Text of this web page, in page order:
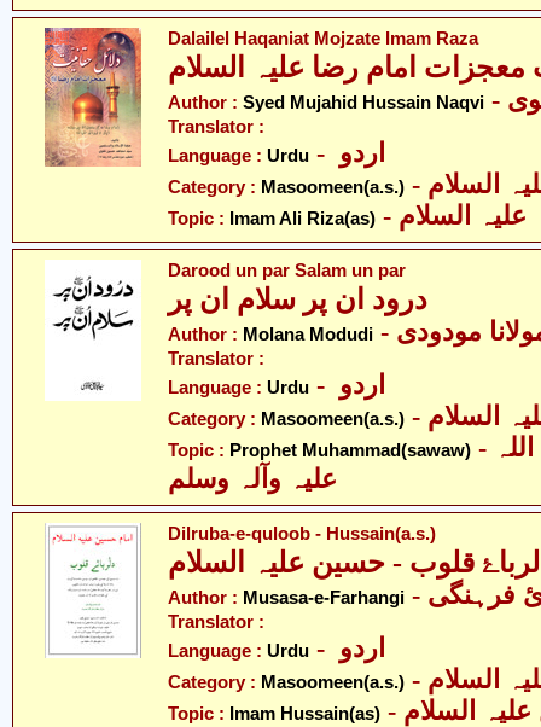
Dalailel Haqaniat Mojzate Imam Raza
Author : Syed Mujahid Hussain Naqvi
Translator :
Language : Urdu
Category : Masoomeen(a.s.)
Topic : Imam Ali Riza(as) السلام
Darood un par Salam un par
درود ان پر سلام ان پر
Author : Molana Modudi مولانا مودودی
Translator :
Language : Urdu
Category : Masoomeen(a.s.)
Topic : Prophet Muhammad(sawaw) - حضرت محمد صلی اللہ
علیہ وآلہ وسلم
Dilruba-e-quloob - Hussain(a.s.)
قلوب - حسین علیہ السلام
Author : Musasa-e-Farhangi فرہنگی
Translator :
Language : Urdu
Category : Masoomeen(a.s.)
Topic : Imam Hussain(as) السلام